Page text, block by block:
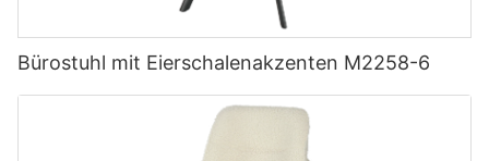
Bürostuhl mit Eierschalenakzenten M2258-6